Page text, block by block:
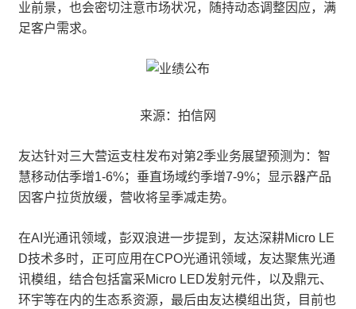
业前景，也会密切注意市场状况，随持动态调整因应，满
足客户需求。
来源：拍信网
友达针对三大营运支柱发布对第2季业务展望预测为：智
慧移动估季增1-6%；垂直场域约季增7-9%；显示器产品
因客户拉货放缓，营收将呈季减走势。
在AI光通讯领域，彭双浪进一步提到，友达深耕Micro LE
D技术多时，正可应用在CPO光通讯领域，友达聚焦光通
讯模组，结合包括富采Micro LED发射元件，以及鼎元、
环宇等在内的生态系资源，最后由友达模组出货，目前也